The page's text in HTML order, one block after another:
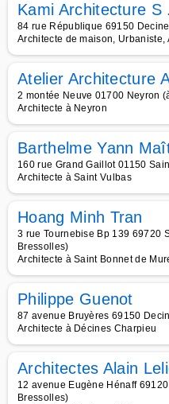
Kami Architecture S
84 rue République 69150
Architecte de maison,
Atelier Architecture
2 montée Neuve 01700 Neyron
Architecte à Neyron
Barthelme Yann
160 rue Grand Gaillot 01150
Architecte à Saint Vulbas
Hoang Minh Tran
3 rue Tournebise Bp 139 69720
Bressolles)
Architecte à Saint Bonnet de
Philippe Guenot
87 avenue Bruyères 69150
Architecte à Décines Charpieu
Architectes Alain
12 avenue Eugène Hénaff
Bressolles)